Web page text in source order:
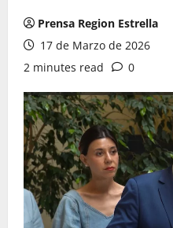
Prensa Region Estrella
17 de Marzo de 2026
2 minutes read
0